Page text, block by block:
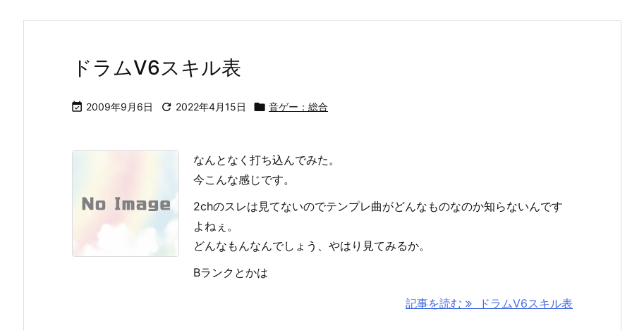
ドラムV6スキル表
 2009年9月6日  2022年4月15日  音ゲー：総合
なんとなく打ち込んでみた。
今こんな感じです。
2chのスレは見てないのでテンプレ曲がどんなものなのか知らないんです
よねぇ。
どんなもんなんでしょう、やはり見てみるか。
Bランクとかは
記事を読む ドラムV6スキル表